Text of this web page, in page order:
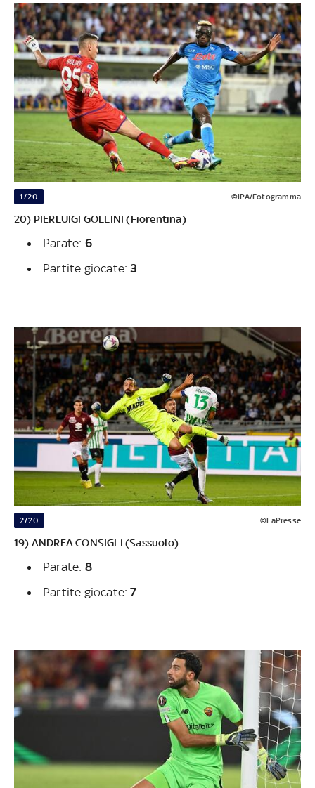
1/20 ©IPA/Fotogramma
20) PIERLUIGI GOLLINI (Fiorentina)
Parate: 6
Partite giocate:3
2/20 ©LaPresse
19) ANDREA CONSIGLI (Sassuolo)
Parate: 8
Partite giocate:7